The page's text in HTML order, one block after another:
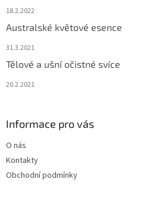
18.2.2022
Australské květové esence
31.3.2021
Tělové a ušní očistné svíce
20.2.2021
Informace pro vás
O nás
Kontakty
Obchodní podmínky